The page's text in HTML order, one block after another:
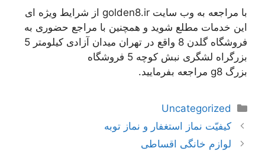
با مراجعه به وب سایت golden8.ir از شرایط ویژه ای
این خدمات مطلع شوید و همچنین با مراجع حضوری به
فروشگاه گلدن 8 واقع در تهران میدان آزادی کیلومتر 5
بزرگراه لشگری نبش کوچه 5 فروشگاه
بزرگ g8 مراجعه بفرمایید.
دسته‌ها
Uncategorized
ناوبری
نوشته‌ها
کیفیّت نماز استغفار و نماز توبه
لوازم خانگی اقساطی